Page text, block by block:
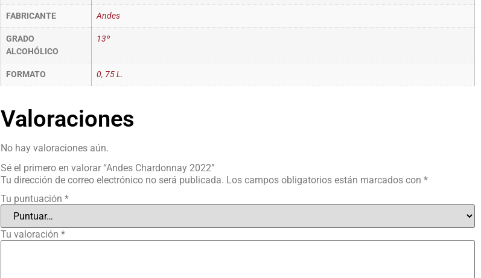
FABRICANTE Andes
GRADO
ALCOHÓLICO
13º
FORMATO 0, 75 L.
Valoraciones
No hay valoraciones aún.
Sé el primero en valorar “Andes Chardonnay 2022”
Tu dirección de correo electrónico no será publicada. Los campos obligatorios están marcados con *
Tu puntuación *
Tu valoración *